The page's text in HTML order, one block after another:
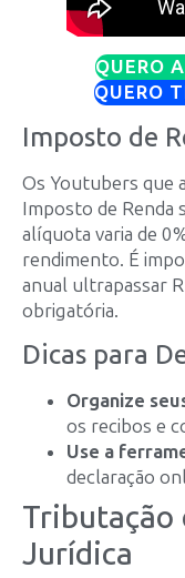
QUERO
QUERO
Imposto de
Os Youtubers que
Imposto de Renda
alíquota varia de
rendimento. É
anual ultrapassar
obrigatória.
Dicas para
Organize
os recibos e
Use a
declaração
Tributação
Jurídica